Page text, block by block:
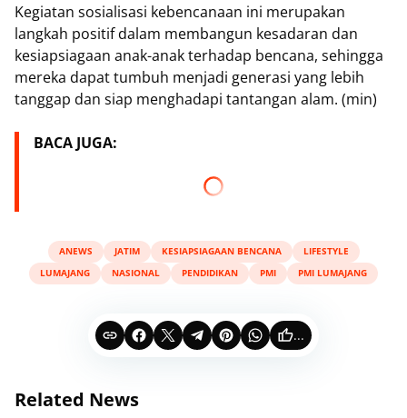
Kegiatan sosialisasi kebencanaan ini merupakan
langkah positif dalam membangun kesadaran dan
kesiapsiagaan anak-anak terhadap bencana, sehingga
mereka dapat tumbuh menjadi generasi yang lebih
tanggap dan siap menghadapi tantangan alam. (min)
BACA JUGA:
ANEWS JATIM KESIAPSIAGAAN BENCANA
LIFESTYLE
LUMAJANG
NASIONAL PENDIDIKAN PMI PMI LUMAJANG
...
Related News